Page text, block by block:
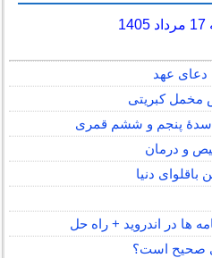
دعای عهد
مخمل کبریتی
پنجم و ششم قمری
و درمان
باقلوای دنیا
ها در اندروید + راه حل
صحیح است؟